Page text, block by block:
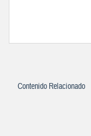
Contenido Relacionado